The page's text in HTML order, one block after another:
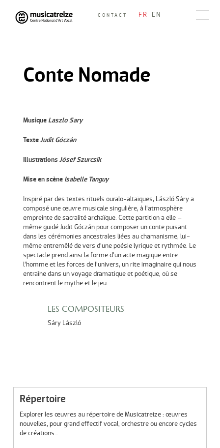
Skip
to
CONTACT FR EN
Conte Nomade
Musique Laszlo Sary
TexteJudit Góczán
Illustrations Jósef Szurcsik
Mise en scèneIsabelle Tanguy
Inspiré par des textes rituels ouralo-altaïques, László Sáry a
composé une œuvre musicale singulière, à l’atmosphère
empreinte de sacralité archaïque. Cette partition a elle –
même guidé Judit Góczán pour composer un conte puisant
dans les cérémonies ancestrales liées au chamanisme, lui-
même entremêlé de vers d’une poésie lyrique et rythmée. Le
spectacle prend ainsi la forme d’un acte magique entre
l’homme et les forces de l’univers, un rite imaginaire qui nous
entraîne dans un voyage dramatique et poétique, où se
rencontrent le mythe et le jeu.
LES COMPOSITEURS
Sáry László
Répertoire
Explorer les œuvres au répertoire de Musicatreize : œuvres
nouvelles, pour grand effectif vocal, orchestre ou encore cycles
de créations…